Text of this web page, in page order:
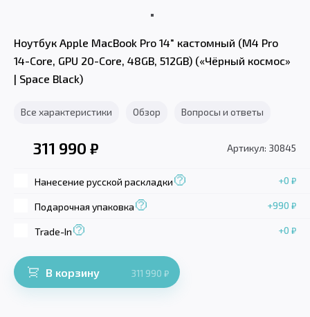
Ноутбук Apple MacBook Pro 14" кастомный (M4 Pro
14-Core, GPU 20-Core, 48GB, 512GB) («Чёрный космос»
| Space Black)
Все характеристики Обзор Вопросы и ответы
311 990 ₽ Артикул: 30845
Нанесение русской раскладки +0 ₽
Подарочная упаковка +990 ₽
Trade-In +0 ₽
В корзину 311 990 ₽